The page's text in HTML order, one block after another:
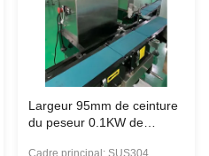
Largeur 95mm de ceinture
du peseur 0.1KW de
Cadre principal: SUS304